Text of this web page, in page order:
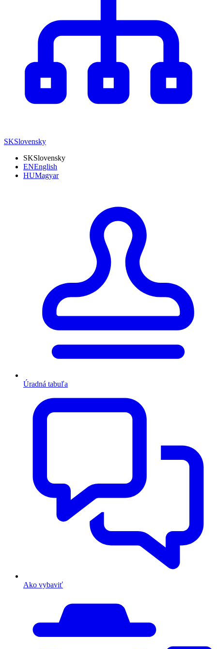
SKSlovensky
SKSlovensky
ENEnglish
HUMagyar
Úradná tabuľa
Ako vybaviť